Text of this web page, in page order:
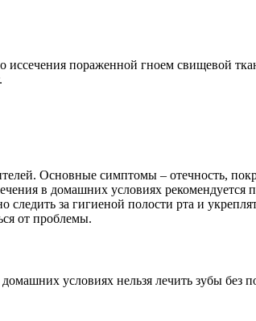
иссечения пораженной гноем свищевой
Основные симптомы – отечность,
в домашних условиях
следить за гигиеной полости рта и
от проблемы.
условиях нельзя лечить зубы